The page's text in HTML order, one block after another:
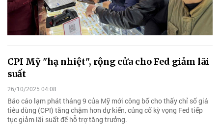
CPI Mỹ "hạ nhiệt", rộng cửa cho Fed giảm lãi
suất
26/10/2025 04:08
Báo cáo lạm phát tháng 9 của Mỹ mới công bố cho thấy chỉ số giá
tiêu dùng (CPI) tăng chậm hơn dự kiến, củng cố kỳ vọng Fed tiếp
tục giảm lãi suất để hỗ trợ tăng trưởng.